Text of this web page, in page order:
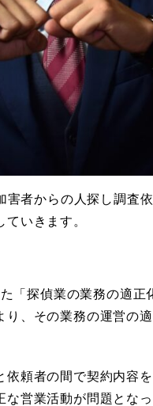
者からの人探し調査
いきます。
「探偵業の業務の適正
、その業務の運営の
頼者の間で契約内容
営業活動が問題とな